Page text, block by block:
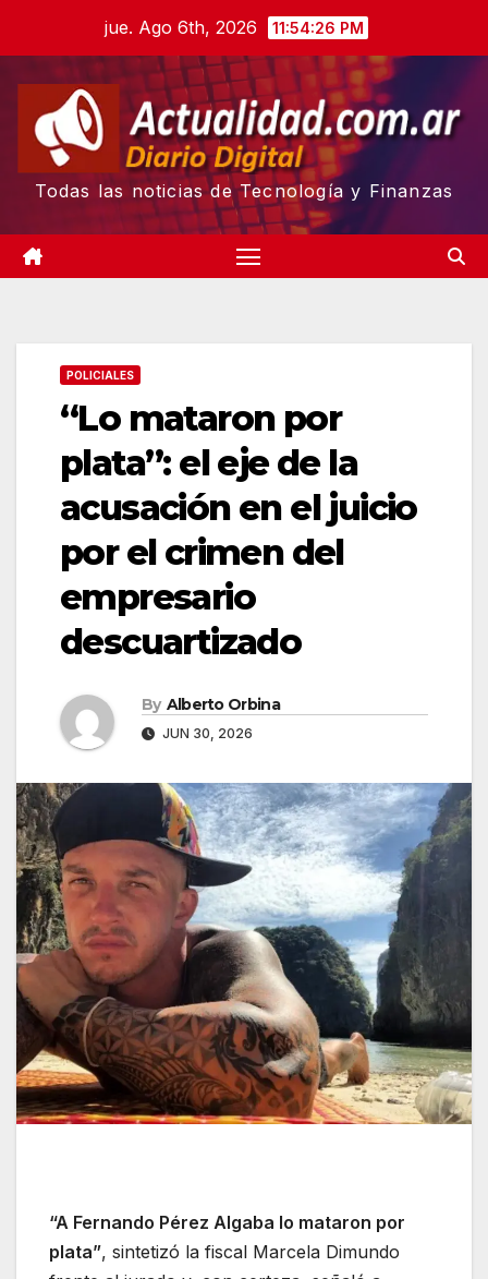
content
jue. Ago 6th, 2026 11:54:27 PM
Todas las noticias de Tecnología y Finanzas
POLICIALES
“Lo mataron por
plata”: el eje de la
acusación en el juicio
por el crimen del
empresario
descuartizado
By Alberto Orbina
JUN 30, 2026
“A Fernando Pérez Algaba lo mataron por
plata”, sintetizó la fiscal Marcela Dimundo